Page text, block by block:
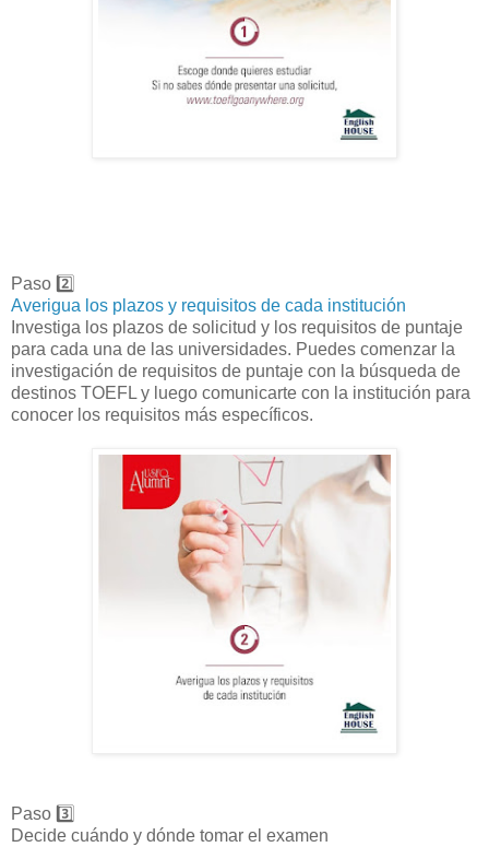
Paso 2️⃣
Averigua los plazos y requisitos de cada institución
Investiga los plazos de solicitud y los requisitos de puntaje
para cada una de las universidades. Puedes comenzar la
investigación de requisitos de puntaje con la búsqueda de
destinos TOEFL y luego comunicarte con la institución para
conocer los requisitos más específicos.
Paso 3️⃣
Decide cuándo y dónde tomar el examen